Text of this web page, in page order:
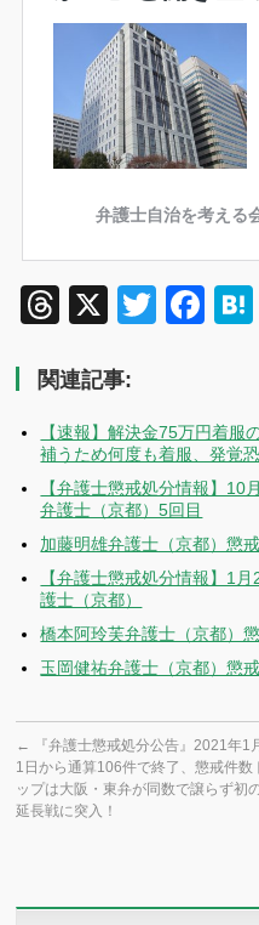
Threads
X
関連記事:
【速報】解決金75万円着服
補うため何度も着服、発覚
【弁護士懲戒処分情報】
弁護士（京都）5回目
加藤明雄弁護士（京都）懲
【弁護士懲戒処分情報】1
護士（京都）
橋本阿玲芙弁護士（京都）
玉岡健祐弁護士（京都）懲
←
『弁護士懲戒処分公告』2021年1
1日から通算106件で終了、懲戒件数
ップは大阪・東弁が同数で譲らず初
延長戦に突入！